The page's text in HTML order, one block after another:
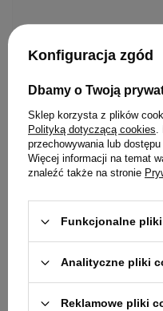
Konfiguracja zgód
Dbamy o Twoją
Sklep korzysta z plików
Polityką dotyczącą cookies.
przechowywania lub
Więcej informacji na temat
znaleźć także na stronie
Funkcjonalne
Analityczne pliki
Reklamowe pliki